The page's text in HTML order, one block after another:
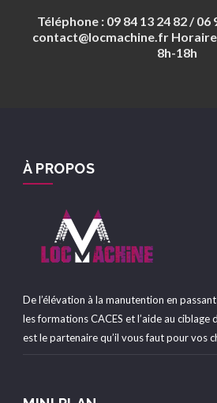
Téléphone : 09 84 13 24 82 / 06
contact@locmachine.fr
8h-18h
À PROPOS
De l’élévation à la manutention en
les formations CACES et l’aide au ciblage
est le partenaire qu’il vous faut pour vos